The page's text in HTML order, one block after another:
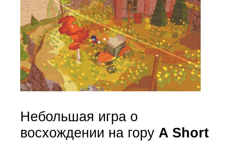
Небольшая игра о
восхождении на гору A Short